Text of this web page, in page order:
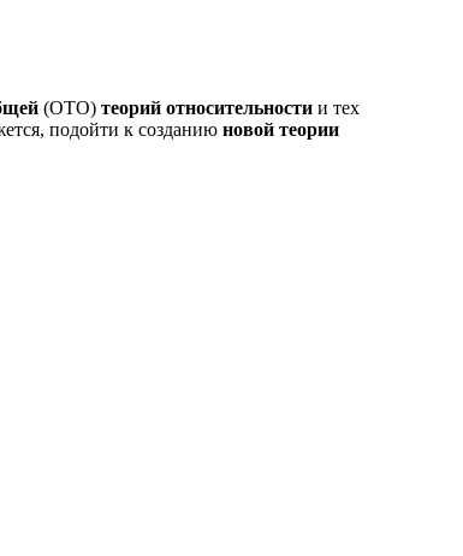
(ОТО) теорий относительности и тех
подойти к созданию новой теории